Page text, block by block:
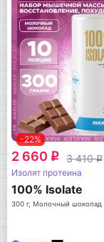
-22%
2 660 q 3 410q
Изолят протеина
100% Isolate
300 г, Молочный шоколад